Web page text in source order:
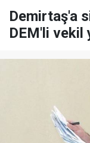
Demirtaş'a
DEM'li vekil